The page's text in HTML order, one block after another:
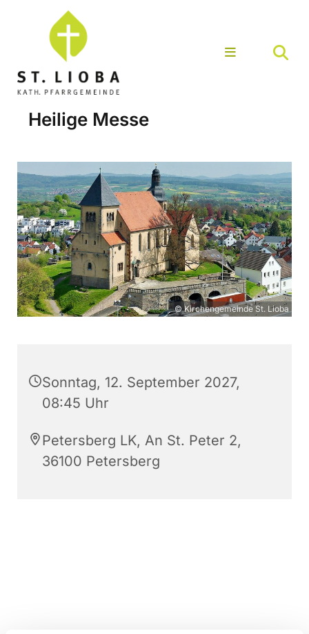
Heilige Messe
© Kirchengemeinde St. Lioba
Sonntag, 12. September 2027,
08:45 Uhr
Petersberg LK, An St. Peter 2,
36100 Petersberg